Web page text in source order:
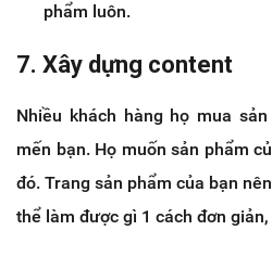
phẩm luôn.
7. Xây dựng content
Nhiều khách hàng họ mua
mến bạn. Họ muốn sản phẩm
đó. Trang sản phẩm của bạn
thể làm được gì 1 cách đơn